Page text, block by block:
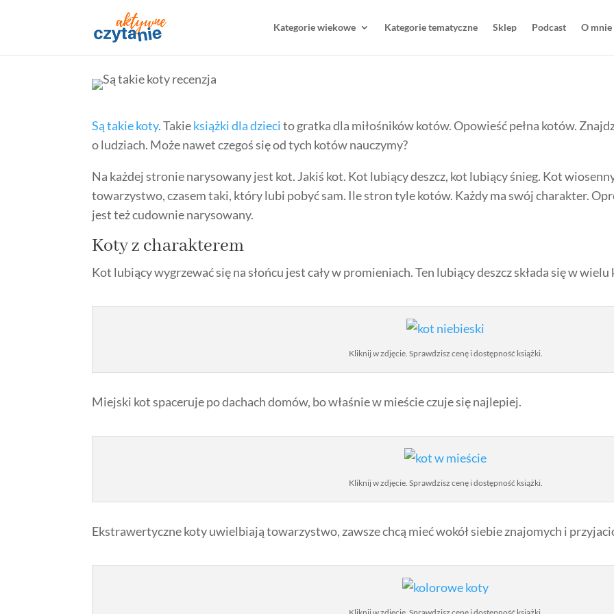
Kategorie wiekowe Kategorie tematyczne Sklep Podcast O mnie
Są takie koty. Takieksiążki dla dziecito gratka dla miłośników kotów. Opowieść pełna kotów.
o ludziach. Może nawet czegoś się od tych kotów nauczymy?
Na każdej stronie narysowany jest kot. Jakiś kot. Kot lubiący deszcz, kot lubiący śnieg. Kot
towarzystwo, czasem taki, który lubi pobyć sam. Ile stron tyle kotów. Każdy ma swój charakter.
jest też cudownie narysowany.
Koty z charakterem
Kot lubiący wygrzewać się na słońcu jest cały w promieniach. Ten lubiący deszcz składa się w
Kliknij w zdjęcie. Sprawdzisz cenę i dostępność książki.
Miejski kot spaceruje po dachach domów, bo właśnie w mieście czuje się najlepiej.
Kliknij w zdjęcie. Sprawdzisz cenę i dostępność książki.
Ekstrawertyczne koty uwielbiają towarzystwo, zawsze chcą mieć wokół siebie znajomych i